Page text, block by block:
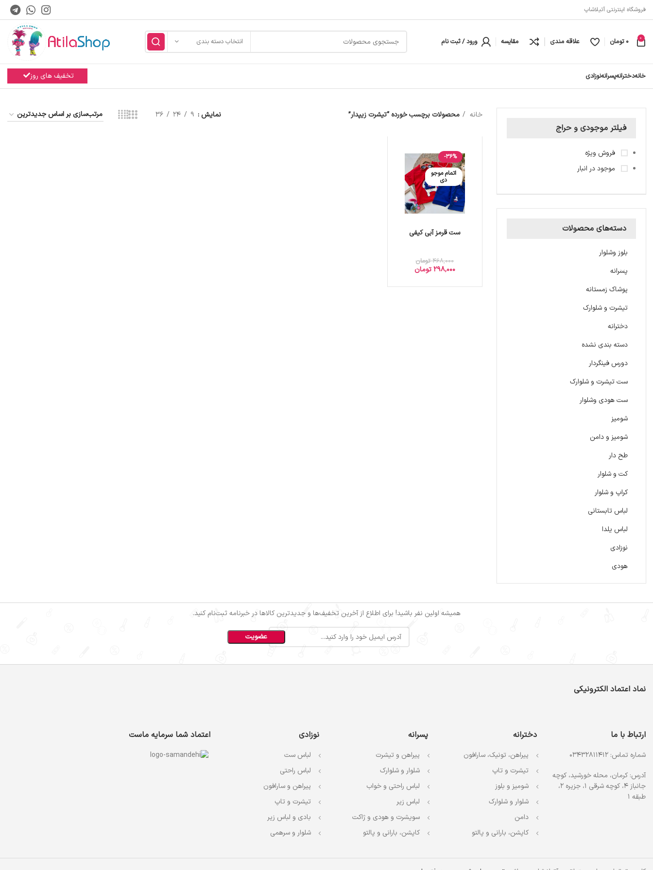
فروشگاه اینترنتی آتیلاشاپ
0
0 تومان علاقه مندی مقایسه ورود / ثبت نام انتخاب دسته بندی
خانهدخترانهپسرانهنوزادی تخفیف های روز
فیلتر موجودی و حراج
فروش ویژه
موجود در انبار
دسته‌های محصولات
بلوز وشلوار
پسرانه
پوشاک زمستانه
تیشرت و شلوارک
دخترانه
دسته بندی نشده
دورس فینگردار
ست تیشرت و شلوارک
ست هودی وشلوار
شومیز
شومیز و دامن
طح دار
کت و شلوار
کراپ و شلوار
لباس تابستانی
لباس یلدا
نوزادی
هودی
خانه محصولات برچسب خورده “تیشرت زیپدار” نمایش 9
24
36
-36%
اتمام موجو
دی
ست قرمز آبی کیفی
468,000 تومان
298,000 تومان
همیشه اولین نفر باشید! برای اطلاع از آخرین تخفیف‌ها و جدیدترین کالاها در خبرنامه ثبت‌نام کنید.
نماد اعتماد الکترونیکی
ارتباط با ما
شماره تماس: 03432811412
آدرس: کرمان، محله خورشید، کوچه
جانباز 4، کوچه شرقی 1، جزیره 2،
طبقه 1
دخترانه
پیراهن، تونیک، سارافون
تیشرت و تاپ
شومیز و بلوز
شلوار و شلوارک
دامن
کاپشن، بارانی و پالتو
پسرانه
پیراهن و تیشرت
شلوار و شلوارک
لباس راحتی و خواب
لباس زیر
سویشرت و هودی و ژاکت
کاپشن، بارانی و پالتو
نوزادی
لباس ست
لباس راحتی
پیراهن و سارافون
تیشرت و تاپ
بادی و لباس زیر
شلوار و سرهمی
اعتماد شما سرمایه ماست